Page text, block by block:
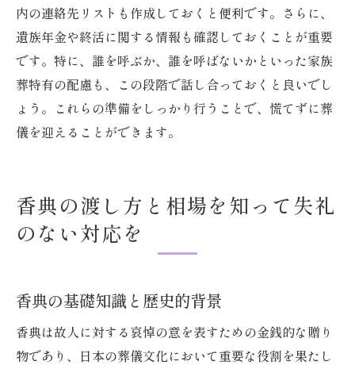
内の連絡先リストも作成しておくと便利です。さらに、
遺族年金や終活に関する情報も確認しておくことが重要
です。特に、誰を呼ぶか、誰を呼ばないかといった家族
葬特有の配慮も、この段階で話し合っておくと良いでし
ょう。これらの準備をしっかり行うことで、慌てずに葬
儀を迎えることができます。
香典の渡し方と相場を知って失礼
のない対応を
香典の基礎知識と歴史的背景
香典は故人に対する哀悼の意を表すための金銭的な贈り
物であり、日本の葬儀文化において重要な役割を果たし